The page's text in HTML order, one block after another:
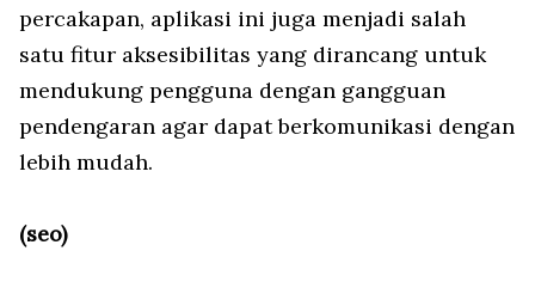
percakapan, aplikasi ini juga menjadi salah
satu fitur aksesibilitas yang dirancang untuk
mendukung pengguna dengan gangguan
pendengaran agar dapat berkomunikasi dengan
lebih mudah.
(seo)